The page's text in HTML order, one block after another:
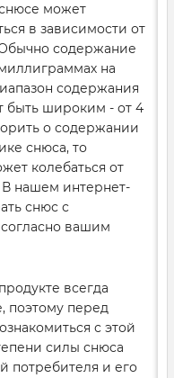
может
в зависимости от
содержание
на
содержания
быть широким - от 4
о содержании
снюса, то
колебаться от
нашем интернет-
снюс с
вашим
всегда
поэтому перед
с этой
силы снюса
потребителя и его